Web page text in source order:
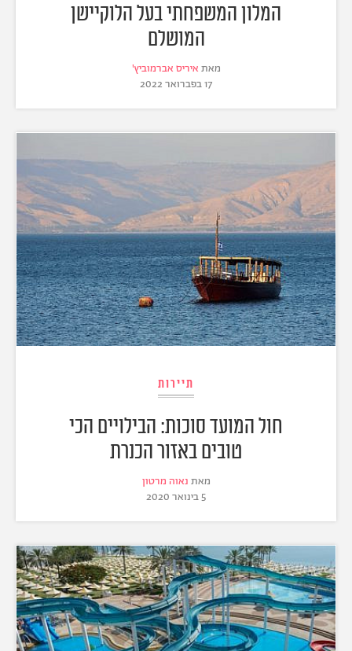
המלון המשפחתי בעל הלוקיישן
המושלם
מאת איריס אברמוביץ'
17 בפברואר 2022
תיירות
חול המועד סוכות: הבילויים הכי
טובים באזור הכנרת
מאת נאוה מרטון
5 בינואר 2020